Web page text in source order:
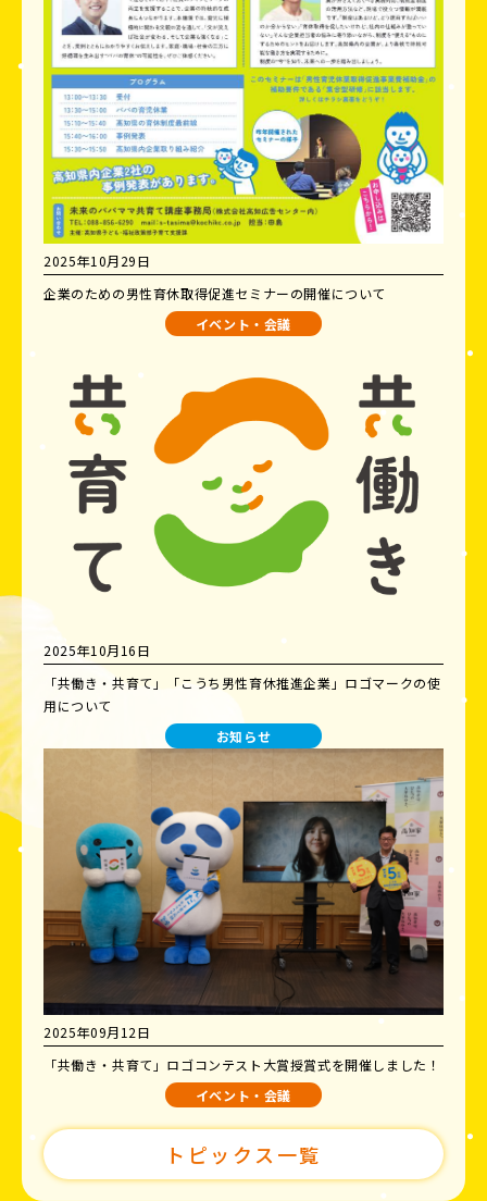
2025年10月29日
企業のための男性育休取得促進セミナーの開催について
イベント・会議
2025年10月16日
「共働き・共育て」「こうち男性育休推進企業」ロゴマークの使
用について
お知らせ
2025年09月12日
「共働き・共育て」ロゴコンテスト大賞授賞式を開催しました！
イベント・会議
トピックス一覧